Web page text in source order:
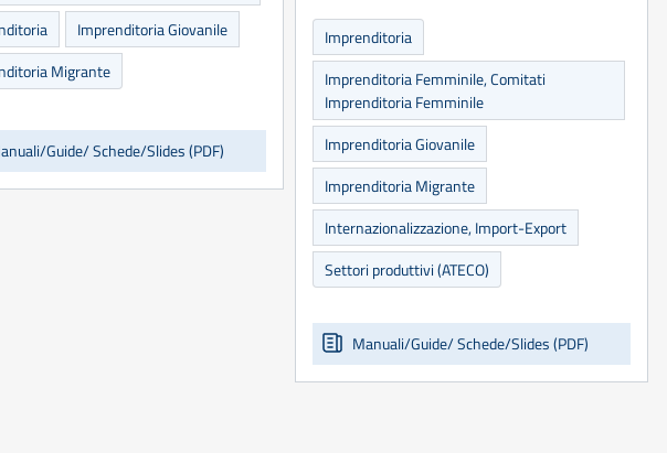
Guide/ Schede/Slides (PDF)
Imprenditoria Giovanile
Migrante
Manuali/Guide/ Schede/Slides (PDF)
Imprenditoria
Imprenditoria Femminile, Comitati
Imprenditoria Femminile
Imprenditoria Giovanile
Imprenditoria Migrante
Internazionalizzazione, Import-Export
Settori produttivi (ATECO)